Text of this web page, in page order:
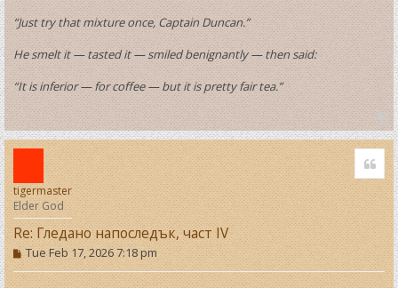
“Just try that mixture once, Captain Duncan.”
He smelt it — tasted it — smiled benignantly — then said:
“It is inferior — for coffee — but it is pretty fair tea.”
T
o
p
tigermaster
Elder God
Re: Гледано напоследък, част IV
P
o
s
Tue Feb 17, 2026 7:18 pm